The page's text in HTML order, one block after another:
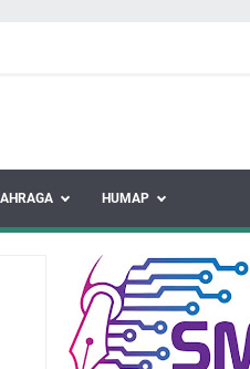
HUMAP